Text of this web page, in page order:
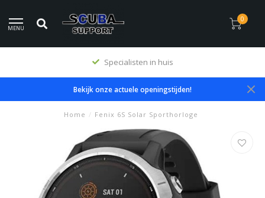
MENU
0
Specialisten in huis
Bekijk onze actuele openingstijden!
Home / Fenix 6S Solar Sporthorloge